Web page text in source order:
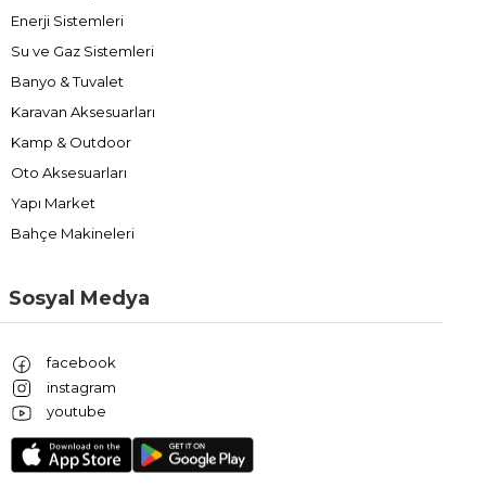
Enerji Sistemleri
Su ve Gaz Sistemleri
Banyo & Tuvalet
Karavan Aksesuarları
Kamp & Outdoor
Oto Aksesuarları
Yapı Market
Bahçe Makineleri
Sosyal Medya
facebook
instagram
youtube